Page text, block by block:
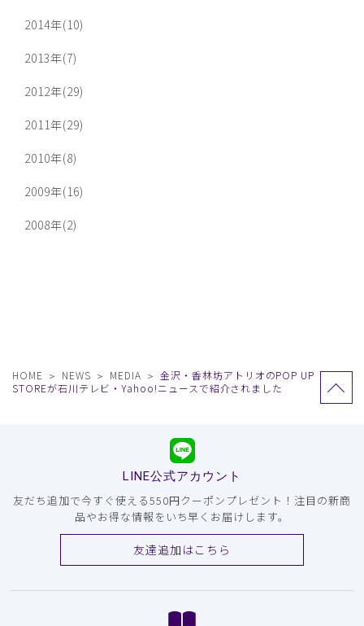
2014年(10)
2013年(7)
2012年(29)
2011年(29)
2010年(8)
2009年(16)
2008年(2)
HOME NEWS MEDIA
金沢・香林坊アトリオのPOP UP
STOREが石川テレビ・Yahoo!ニュースで紹介されました
LINE公式アカウント
友だち追加で今すぐ使える550円クーポンプレゼント！注目の新商
品やお得な情報をいち早くお届けします。
友達追加はこちら